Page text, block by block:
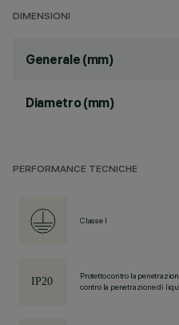
DIMENSIONI
Generale (mm)
Diametro (mm)
PERFORMANCE TECNICHE
Classe I
Protetto contro la
contro la penetrazione di